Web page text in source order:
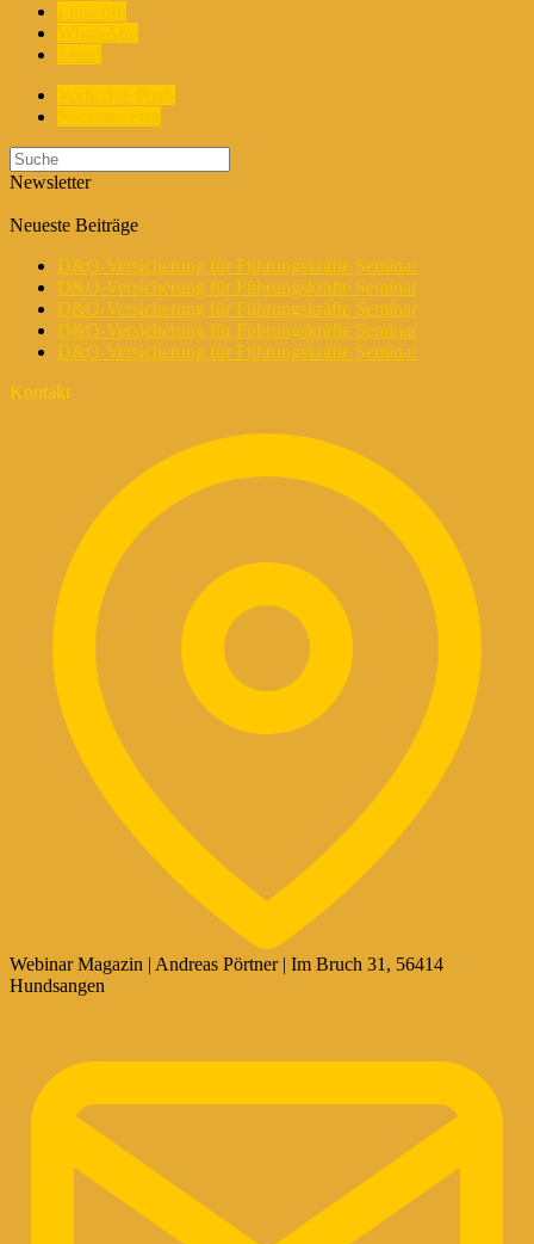
Newsletter
Neueste Beiträge
D&O-Versicherung für Führungskräfte Seminar
D&O-Versicherung für Führungskräfte Seminar
D&O-Versicherung für Führungskräfte Seminar
D&O-Versicherung für Führungskräfte Seminar
D&O-Versicherung für Führungskräfte Seminar
Kontakt
Webinar Magazin | Andreas Pörtner | Im Bruch 31, 56414
Hundsangen